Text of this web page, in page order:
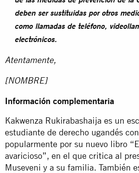
deben ser sustituidas por otros
como llamadas de teléfono,
electrónicos.
Atentamente,
[NOMBRE]
Información complementaria
Kakwenza Rukirabashaija es un
estudiante de derecho ugandés
popularmente por su nuevo libro
avaricioso”, en el que critica al
Museveni y a su familia. También